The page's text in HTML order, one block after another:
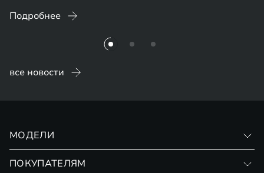
Подробнее
все новости
МОДЕЛИ
ПОКУПАТЕЛЯМ